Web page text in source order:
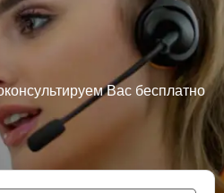
Вас бесплатно